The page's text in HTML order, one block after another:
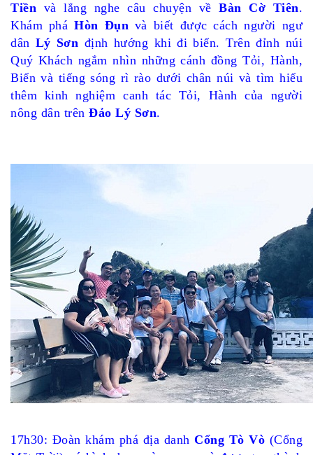
Tiền và lắng nghe câu chuyện về Bàn Cờ Tiên.
Khám pháHòn Đụn và biết được cách người ngư
dân Lý Sơn định hướng khi đi biển. Trên đỉnh núi
Quý Khách ngắm nhìn những cánh đồng Tỏi, Hành,
Biển và tiếng sóng rì rào dưới chân núi và tìm hiểu
thêm kinh nghiệm canh tác Tỏi, Hành của người
nông dân trên Đảo Lý Sơn.
17h30: Đoàn khám phá địa danh Cổng Tò Vò (Cổng